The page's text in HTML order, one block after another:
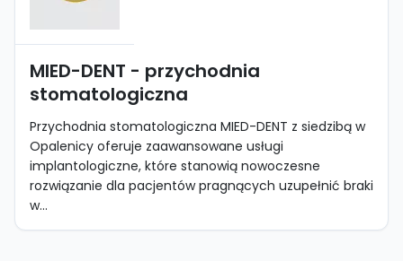
MIED-DENT - przychodnia
stomatologiczna
Przychodnia stomatologiczna MIED-DENT z siedzibą w
Opalenicy oferuje zaawansowane usługi
implantologiczne, które stanowią nowoczesne
rozwiązanie dla pacjentów pragnących uzupełnić braki
w...